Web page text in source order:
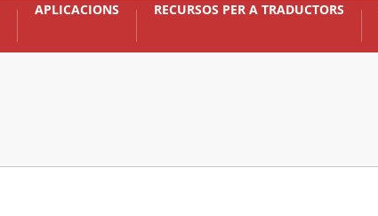
APLICACIONS RECURSOS PER A TRADUCTORS